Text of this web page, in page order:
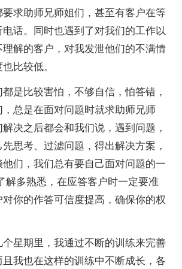
求助师兄师姐们，甚至有客户在等
话。同时也遇到了对我们的工作以
理解的客户，对我发泄他们的不满情
比较低。
比较害怕，不够自信，怕答错，
总是在面对问题时就求助师兄师
决之后都会和我们说，遇到问题，
思考、过滤问题，得出解决方案，
们，我们总有要自己面对问题的一
解多熟悉，在应答客户时一定要准
你的作答可信度提高，确保你的权
期里，我通过不断的训练来完善
我也在这样的训练中不断成长，各